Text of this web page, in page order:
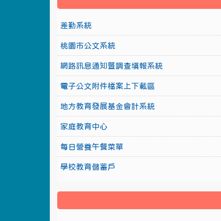
差勤系統
桃園市公文系統
網路訊息通知暨調查填報系統
電子公文附件檔案上下載區
地方教育發展基金會計系統
家庭教育中心
每日營養午餐菜單
學校教育儲蓄戶